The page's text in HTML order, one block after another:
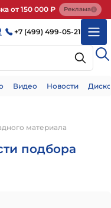
от 150 000 ₽ Реклама
+7 (499) 499-05-21
Видео Новости
материала
подбора